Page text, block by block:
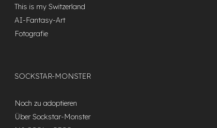
This is my Switzerland
AI-Fantasy-Art
Fotografie
SOCKSTAR-MONSTER
Noch zu adoptieren
Über Sockstar-Monster